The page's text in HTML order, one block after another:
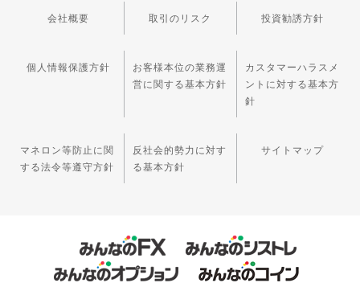
会社概要 取引のリスク 投資勧誘方針
個人情報保護方針
お客様本位の業務運
営に関する基本方針
カスタマーハラスメ
ントに対する基本方
針
マネロン等防止に関
する法令等遵守方針
反社会的勢力に対す
る基本方針
サイトマップ